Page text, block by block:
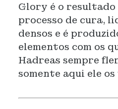
Glory é o resultado
processo de cura,
densos e é
elementos com os
Hadreas sempre
somente aqui ele